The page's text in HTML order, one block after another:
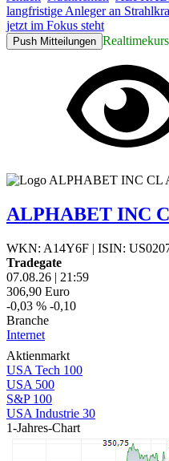
langfristige Anleger an
jetzt im Fokus steht
Push Mitteilungen
ALPHABET INC
WKN: A14Y6F | ISIN:
Tradegate
07.08.26 | 21:59
306,90 Euro
-0,03 % -0,10
Branche
Internet
Aktienmarkt
USA Tech 100
USA 500
S&P 100
USA Industrie 30
1-Jahres-Chart